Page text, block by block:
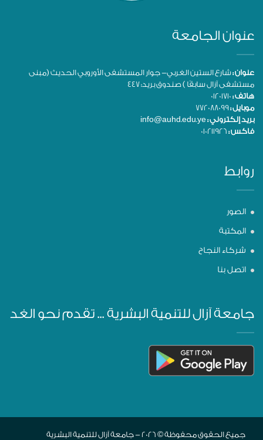
عنوان الجامعة
عنوان :شارع الستين الغربي- جوار المستشفى الأوروبي الحديث (مبنى
مستشفى آزال سابقًا ) صندوق بريد: 447
هاتف :
موبايل :
بريد إلكتروني :
فاكس :
روابط
الصور
المكتبة
شركاء النجاح
اتصل بنا
جامعة آزال للتنمية البشرية ... تقدم نحو الغد
جميع الحقوق محفوظة © 2026 - جامعة آزال للتنمية البشرية